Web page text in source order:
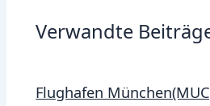
Verwandte
Flughafen